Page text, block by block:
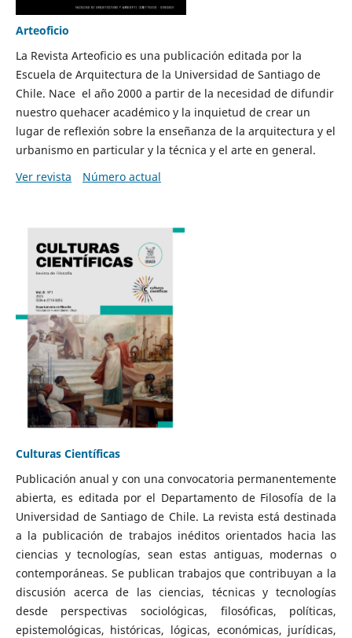
Arteoficio
La Revista Arteoficio es una publicación editada por la
Escuela de Arquitectura de la Universidad de Santiago de
Chile. Nace el año 2000 a partir de la necesidad de difundir
nuestro quehacer académico y la inquietud de crear un
lugar de reflexión sobre la enseñanza de la arquitectura y el
urbanismo en particular y la técnica y el arte en general.
Ver revista
Número actual
Culturas Científicas
Publicación anual y con una convocatoria permanentemente
abierta, es editada por el Departamento de Filosofía de la
Universidad de Santiago de Chile. La revista está destinada
a la publicación de trabajos inéditos orientados hacia las
ciencias y tecnologías, sean estas antiguas, modernas o
contemporáneas. Se publican trabajos que contribuyan a la
discusión acerca de las ciencias, técnicas y tecnologías
desde perspectivas sociológicas, filosóficas, políticas,
epistemológicas, históricas, lógicas, económicas, jurídicas,